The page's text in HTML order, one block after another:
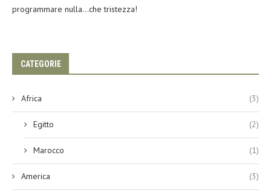
programmare nulla…che tristezza!
CATEGORIE
Africa (3)
Egitto (2)
Marocco (1)
America (3)